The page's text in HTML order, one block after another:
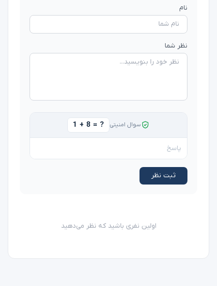
نام
نظر شما
سوال امنیتی 1 + 8 = ?
ثبت نظر
اولین نفری باشید که نظر می‌دهید